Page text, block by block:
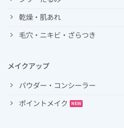
乾燥・肌あれ
毛穴・ニキビ・ざらつき
メイクアップ
パウダー・コンシーラー
ポイントメイク